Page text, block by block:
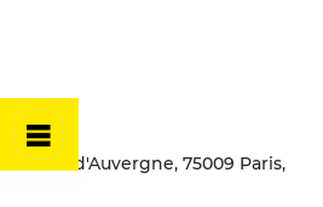
Tour d'Auvergne, 75009 Paris,